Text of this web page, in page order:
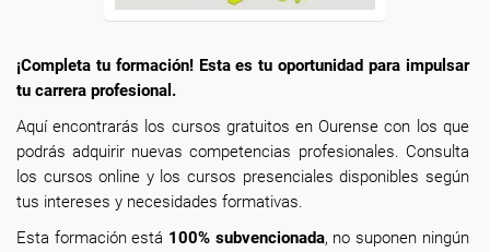
¡Completa tu formación! Esta es tu oportunidad para impulsar
tu carrera profesional.
Aquí encontrarás los cursos gratuitos en Ourense con los que
podrás adquirir nuevas competencias profesionales. Consulta
los cursos online y los cursos presenciales disponibles según
tus intereses y necesidades formativas.
Esta formación está 100% subvencionada, no suponen ningún